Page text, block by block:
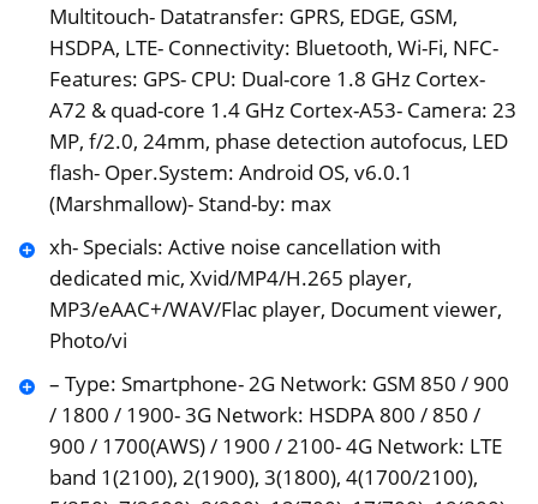
Multitouch- Datatransfer: GPRS, EDGE, GSM,
HSDPA, LTE- Connectivity: Bluetooth, Wi-Fi, NFC-
Features: GPS- CPU: Dual-core 1.8 GHz Cortex-
A72 & quad-core 1.4 GHz Cortex-A53- Camera: 23
MP, f/2.0, 24mm, phase detection autofocus, LED
flash- Oper.System: Android OS, v6.0.1
(Marshmallow)- Stand-by: max
xh- Specials: Active noise cancellation with
dedicated mic, Xvid/MP4/H.265 player,
MP3/eAAC+/WAV/Flac player, Document viewer,
Photo/vi
– Type: Smartphone- 2G Network: GSM 850 / 900
/ 1800 / 1900- 3G Network: HSDPA 800 / 850 /
900 / 1700(AWS) / 1900 / 2100- 4G Network: LTE
band 1(2100), 2(1900), 3(1800), 4(1700/2100),